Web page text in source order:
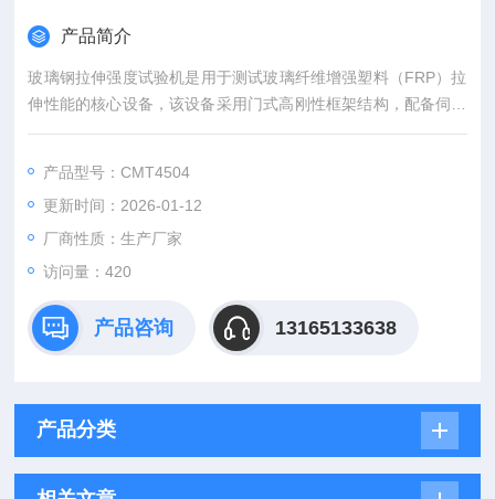
产品简介
玻璃钢拉伸强度试验机是用于测试玻璃纤维增强塑料（FRP）拉
伸性能的核心设备，该设备采用门式高刚性框架结构，配备伺服
电机驱动及滚珠丝杠传动系统，力值精度为±0.5% 。试验速度范
系统支持Windows操作系统，具备动态数据曲线显示功能，并配
置电子限位保护、超载自动保护等安全装置。
产品型号：CMT4504
更新时间：2026-01-12
厂商性质：生产厂家
访问量：420
产品咨询 13165133638
产品分类